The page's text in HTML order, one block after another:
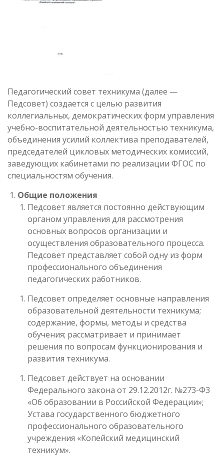
Педагогический совет техникума (далее —
Педсовет) создается с целью развития
коллегиальных, демократических форм управления
учебно-воспитательной деятельностью техникума,
объединения усилий коллектива преподавателей,
председателей цикловых методических комиссий,
заведующих кабинетами по реализации ФГОС по
специальностям обучения.
Общие положения
Педсовет является постоянно действующим
органом управления для рассмотрения
основных вопросов организации и
осуществления образовательного процесса.
Педсовет представляет собой одну из форм
профессионального объединения
педагогических работников.
Педсовет определяет основные направления
образовательной деятельности техникума;
содержание, формы, методы и средства
обучения; рассматривает и принимает
решения по вопросам функционирования и
развития техникума.
Педсовет действует на основании
Федерального закона от 29.12.2012г. №273-Ф3
«Об образовании в Российской Федерации»;
Устава государственного бюджетного
профессионального образовательного
учреждения «Копейский медицинский
техникум».